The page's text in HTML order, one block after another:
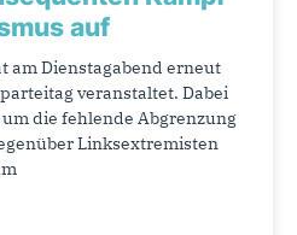
auf
am Dienstagabend erneut
veranstaltet. Dabei
die fehlende Abgrenzung
Linksextremisten